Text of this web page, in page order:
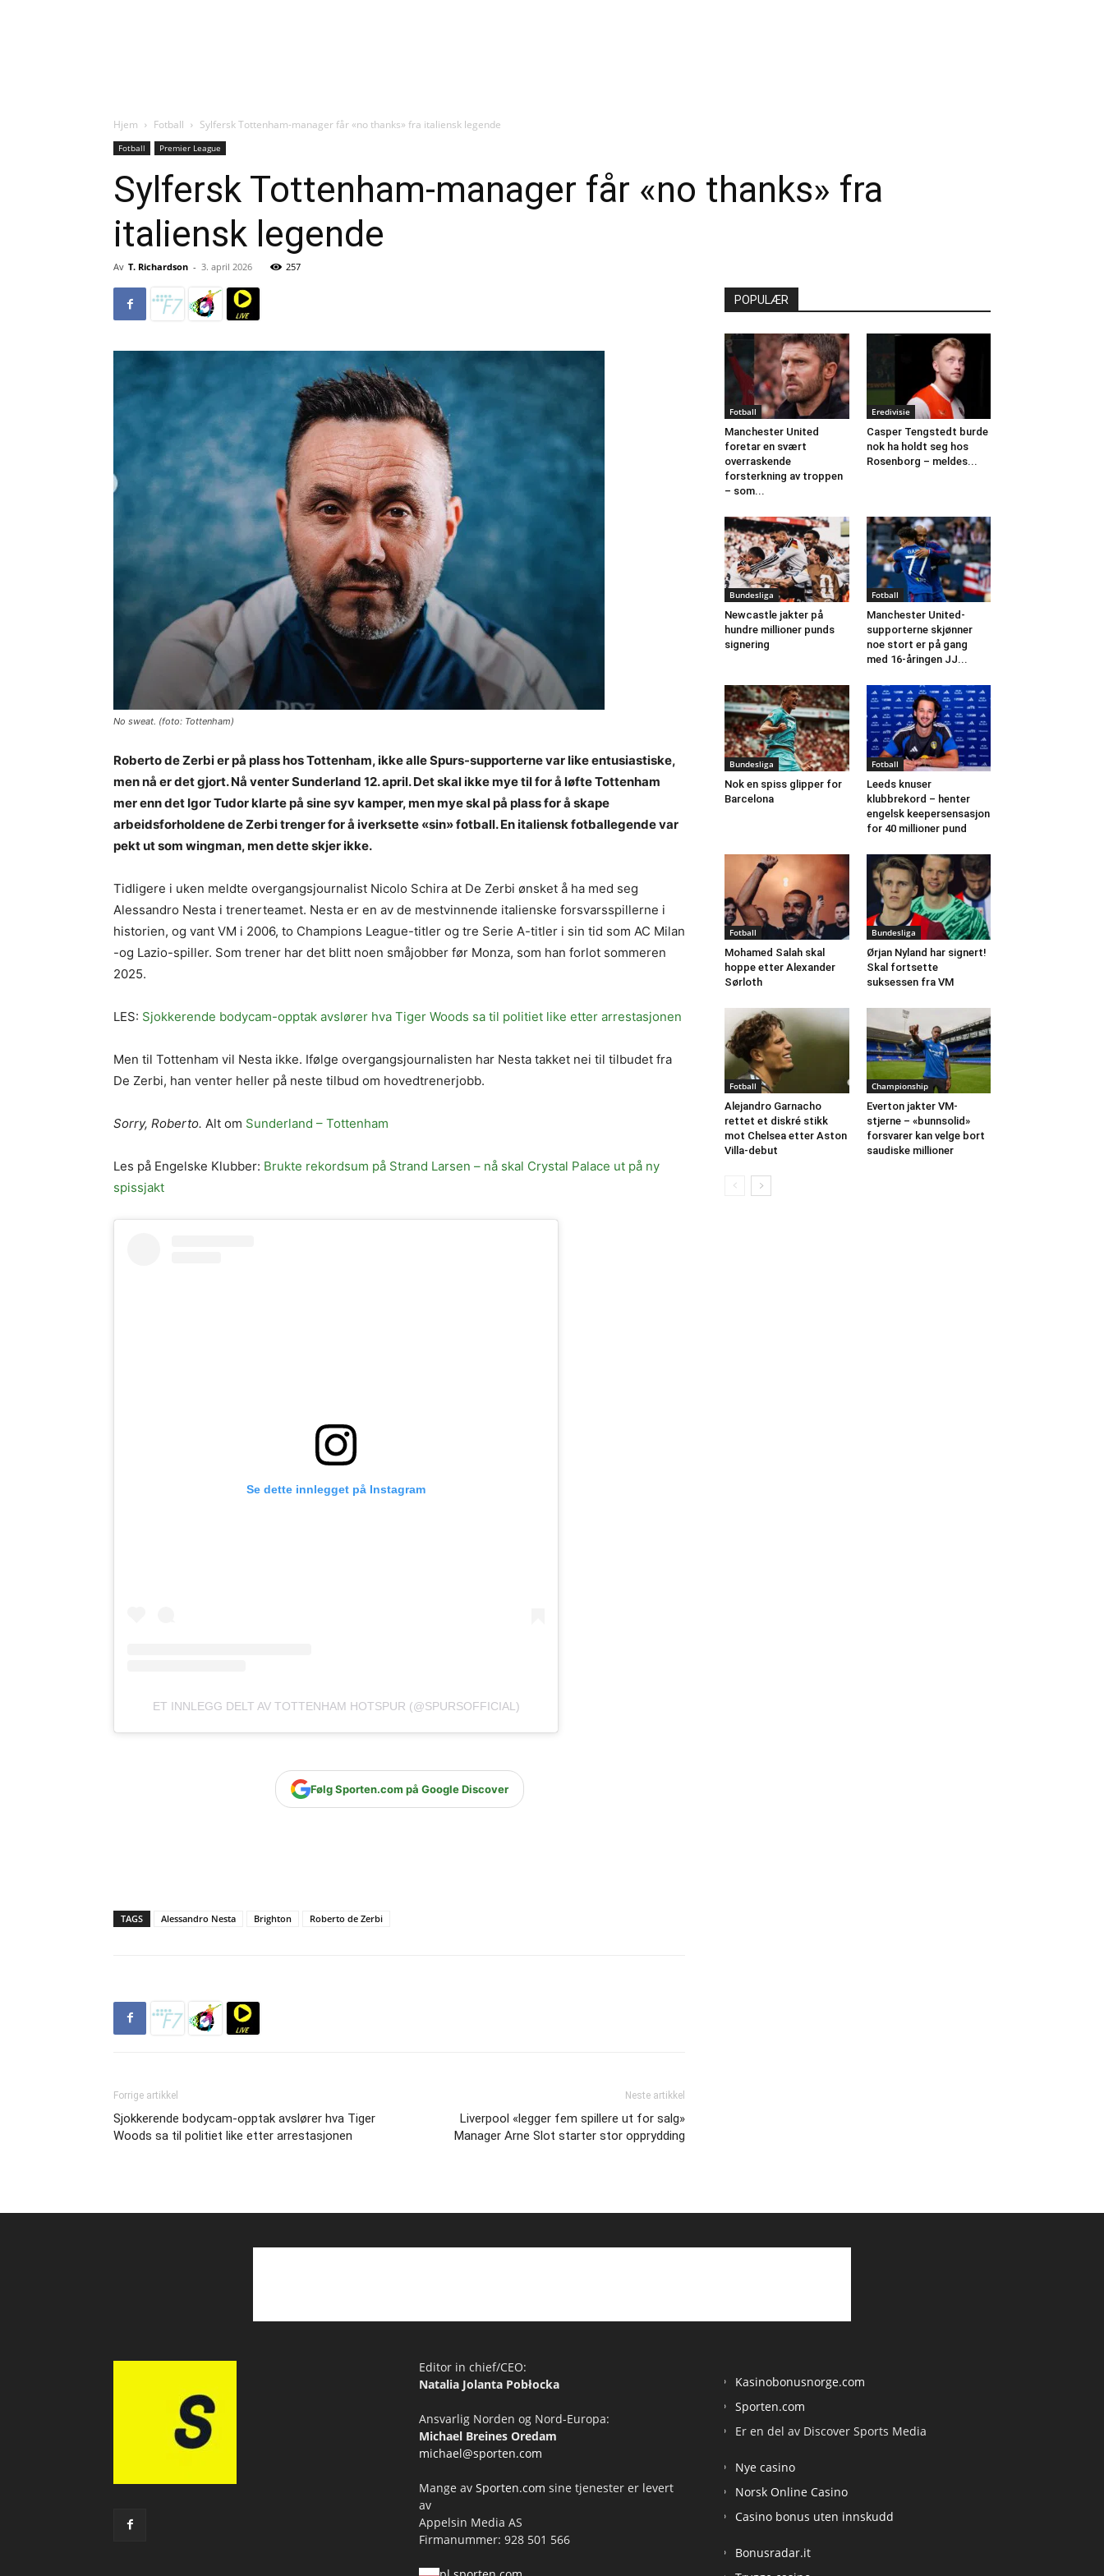
Hjem Fotball Sylfersk Tottenham-manager får «no thanks» fra italiensk legende
Fotball Premier League
Sylfersk Tottenham-manager får «no thanks» fra
italiensk legende
Av T. Richardson - 3. april 2026 257
No sweat. (foto: Tottenham)
Roberto de Zerbi er på plass hos Tottenham, ikke alle Spurs-supporterne var like entusiastiske,
men nå er det gjort. Nå venter Sunderland 12. april. Det skal ikke mye til for å løfte Tottenham
mer enn det Igor Tudor klarte på sine syv kamper, men mye skal på plass for å skape
arbeidsforholdene de Zerbi trenger for å iverksette «sin» fotball. En italiensk fotballegende var
pekt ut som wingman, men dette skjer ikke.
Tidligere i uken meldte overgangsjournalist Nicolo Schira at De Zerbi ønsket å ha med seg
Alessandro Nesta i trenerteamet. Nesta er en av de mestvinnende italienske forsvarsspillerne i
historien, og vant VM i 2006, to Champions League-titler og tre Serie A-titler i sin tid som AC Milan
-og Lazio-spiller. Som trener har det blitt noen småjobber før Monza, som han forlot sommeren
2025.
LES: Sjokkerende bodycam-opptak avslører hva Tiger Woods sa til politiet like etter arrestasjonen
Men til Tottenham vil Nesta ikke. Ifølge overgangsjournalisten har Nesta takket nei til tilbudet fra
De Zerbi, han venter heller på neste tilbud om hovedtrenerjobb.
Sorry, Roberto. Alt om Sunderland – Tottenham
Les på Engelske Klubber: Brukte rekordsum på Strand Larsen – nå skal Crystal Palace ut på ny
spissjakt
Se dette innlegget på Instagram
ET INNLEGG DELT AV TOTTENHAM HOTSPUR (@SPURSOFFICIAL)
Følg Sporten.com på Google Discover
TAGS Alessandro Nesta Brighton Roberto de Zerbi
Forrige artikkel
Sjokkerende bodycam-opptak avslører hva Tiger
Woods sa til politiet like etter arrestasjonen
Neste artikkel
Liverpool «legger fem spillere ut for salg»
Manager Arne Slot starter stor opprydding
POPULÆR
Fotball
Manchester United
foretar en svært
overraskende
forsterkning av troppen
– som...
Eredivisie
Casper Tengstedt burde
nok ha holdt seg hos
Rosenborg – meldes...
Bundesliga
Newcastle jakter på
hundre millioner punds
signering
Fotball
Manchester United-
supporterne skjønner
noe stort er på gang
med 16-åringen JJ...
Bundesliga
Nok en spiss glipper for
Barcelona
Fotball
Leeds knuser
klubbrekord – henter
engelsk keepersensasjon
for 40 millioner pund
Fotball
Mohamed Salah skal
hoppe etter Alexander
Sørloth
Bundesliga
Ørjan Nyland har signert!
Skal fortsette
suksessen fra VM
Fotball
Alejandro Garnacho
rettet et diskré stikk
mot Chelsea etter Aston
Villa-debut
Championship
Everton jakter VM-
stjerne – «bunnsolid»
forsvarer kan velge bort
saudiske millioner
Editor in chief/CEO:
Natalia Jolanta Pobłocka
Ansvarlig Norden og Nord-Europa:
Michael Breines Oredam
michael@sporten.com
Mange av Sporten.com sine tjenester er levert
av
Appelsin Media AS
Firmanummer: 928 501 566
Kasinobonusnorge.com
Sporten.com
Er en del av Discover Sports Media
Nye casino
Norsk Online Casino
Casino bonus uten innskudd
Bonusradar.it